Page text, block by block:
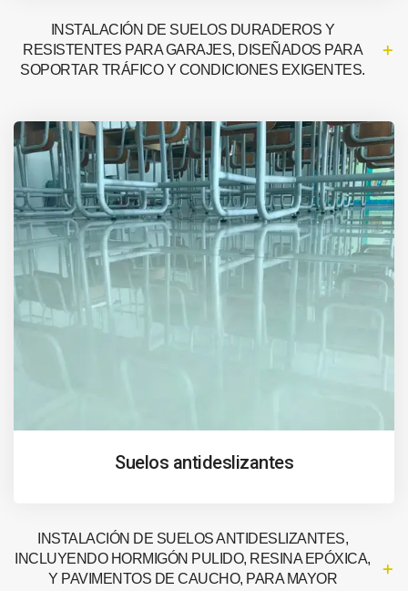
INSTALACIÓN DE SUELOS DURADEROS Y
RESISTENTES PARA GARAJES, DISEÑADOS PARA
SOPORTAR TRÁFICO Y CONDICIONES EXIGENTES.
Suelos antideslizantes
INSTALACIÓN DE SUELOS ANTIDESLIZANTES,
INCLUYENDO HORMIGÓN PULIDO, RESINA EPÓXICA,
Y PAVIMENTOS DE CAUCHO, PARA MAYOR